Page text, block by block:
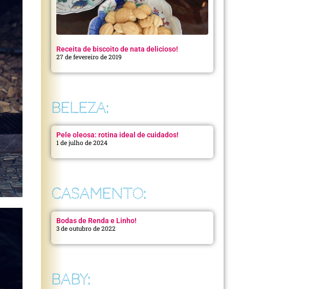
Receita de biscoito de nata delicioso!
27 de fevereiro de 2019
BELEZA:
Pele oleosa: rotina ideal de cuidados!
1 de julho de 2024
CASAMENTO:
Bodas de Renda e Linho!
3 de outubro de 2022
BABY: